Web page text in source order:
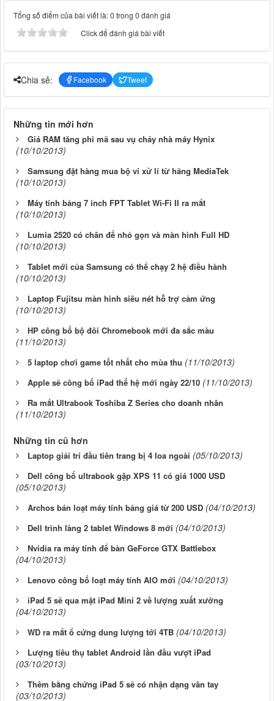
Tổng số điểm của bài viết là: 0 trong 0 đánh giá
Click để đánh giá bài viết
Chia sẻ: Facebook Tweet
Những tin mới hơn
Giá RAM tăng phi mã sau vụ cháy nhà máy Hynix
(10/10/2013)
Samsung đặt hàng mua bộ vi xử lí từ hãng MediaTek
(10/10/2013)
Máy tính bảng 7 inch FPT Tablet Wi-Fi II ra mắt
(10/10/2013)
Lumia 2520 có chân đế nhỏ gọn và màn hình Full HD
(10/10/2013)
Tablet mới của Samsung có thể chạy 2 hệ điều hành
(10/10/2013)
Laptop Fujitsu màn hình siêu nét hỗ trợ cảm ứng
(10/10/2013)
HP công bố bộ đôi Chromebook mới đa sắc màu
(11/10/2013)
5 laptop chơi game tốt nhất cho mùa thu (11/10/2013)
Apple sẽ công bố iPad thế hệ mới ngày 22/10 (11/10/2013)
Ra mắt Ultrabook Toshiba Z Series cho doanh nhân
(11/10/2013)
Những tin cũ hơn
Laptop giải trí đầu tiên trang bị 4 loa ngoài (05/10/2013)
Dell công bố ultrabook gập XPS 11 có giá 1000 USD
(05/10/2013)
Archos bán loạt máy tính bảng giá từ 200 USD (04/10/2013)
Dell trình làng 2 tablet Windows 8 mới (04/10/2013)
Nvidia ra máy tính để bàn GeForce GTX Battlebox
(04/10/2013)
Lenovo công bố loạt máy tính AIO mới (04/10/2013)
iPad 5 sẽ qua mặt iPad Mini 2 về lượng xuất xưởng
(04/10/2013)
WD ra mắt ổ cứng dung lượng tới 4TB (04/10/2013)
Lượng tiêu thụ tablet Android lần đầu vượt iPad
(03/10/2013)
Thêm bằng chứng iPad 5 sẽ có nhận dạng vân tay
(03/10/2013)